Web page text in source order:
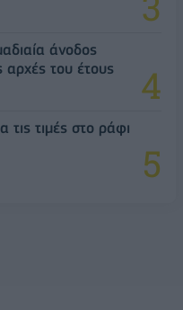
άνοδος
του έτους
τις τιμές στο ράφι